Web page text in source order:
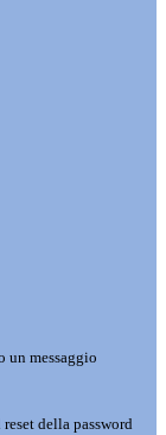
un messaggio
della password